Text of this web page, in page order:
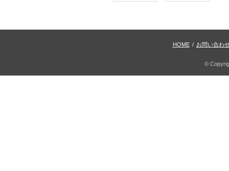
HOME / お問い合わ
©